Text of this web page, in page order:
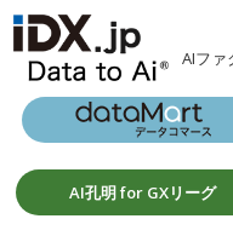
AIファ
AI孔明 for GXリーグ